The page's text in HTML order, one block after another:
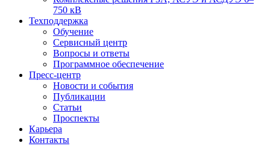
750 кВ
Техподдержка
Обучение
Сервисный центр
Вопросы и ответы
Программное обеспечение
Пресс-центр
Новости и события
Публикации
Статьи
Проспекты
Карьера
Контакты